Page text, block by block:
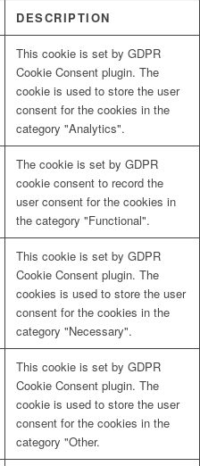
DESCRIPTION
This cookie is set by GDPR
Cookie Consent plugin. The
cookie is used to store the user
consent for the cookies in the
category "Analytics".
The cookie is set by GDPR
cookie consent to record the
user consent for the cookies in
the category "Functional".
This cookie is set by GDPR
Cookie Consent plugin. The
cookies is used to store the user
consent for the cookies in the
category "Necessary".
This cookie is set by GDPR
Cookie Consent plugin. The
cookie is used to store the user
consent for the cookies in the
category "Other.